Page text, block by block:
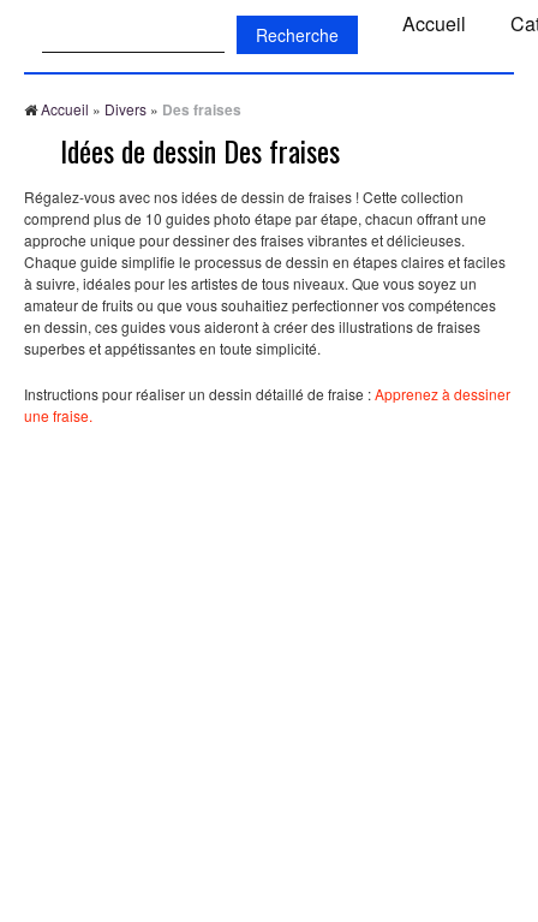
Accueil
Accueil » Divers » Des fraises
Idées de dessin Des fraises
Régalez-vous avec nos idées de dessin de fraises ! Cette collection
comprend plus de 10 guides photo étape par étape, chacun offrant une
approche unique pour dessiner des fraises vibrantes et délicieuses.
Chaque guide simplifie le processus de dessin en étapes claires et faciles
à suivre, idéales pour les artistes de tous niveaux. Que vous soyez un
amateur de fruits ou que vous souhaitiez perfectionner vos compétences
en dessin, ces guides vous aideront à créer des illustrations de fraises
superbes et appétissantes en toute simplicité.
Instructions pour réaliser un dessin détaillé de fraise :Apprenez à dessiner
une fraise.